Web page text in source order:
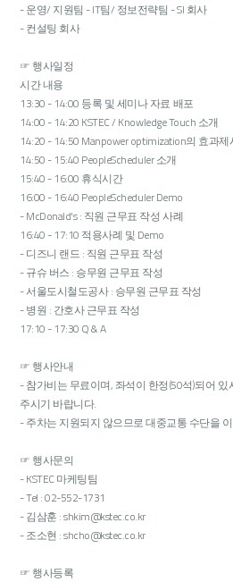
- 운영/ 지원팀 - IT팀/ 정보전략팀 - SI 회사
- 컨설팅 회사
☞ 행사일정
시간 내용
13:30 - 14:00 등록 및 세미나 자료 배포
14:00 - 14:20 KSTEC / Knowledge Touch 소개
14:20 - 14:50 Manpower optimization의 효과제
14:50 - 15:40 PeopleScheduler 소개
15:40 - 16:00 휴식시간
16:00 - 16:40 PeopleScheduler Demo
- McDonald's : 직원 근무표 작성 사례
16:40 - 17:10 적용사례 및 Demo
- 디즈니 랜드 : 직원 근무표 작성
- 규슈 버스 : 승무원 근무표 작성
- 서울도시철도공사 : 승무원 근무표 작성
- 병원 : 간호사 근무표 작성
17:10 - 17:30 Q & A
☞ 행사안내
- 참가비는 무료이며, 좌석이 한정(50석)되어
주시기 바랍니다.
- 주차는 지원되지 않으므로 대중교통 수단을
☞ 행사문의
- KSTEC 마케팅팀
- Tel : 02-552-1731
- 김삼훈 : shkim@kstec.co.kr
- 조소현 : shcho@kstec.co.kr
☞ 행사등록